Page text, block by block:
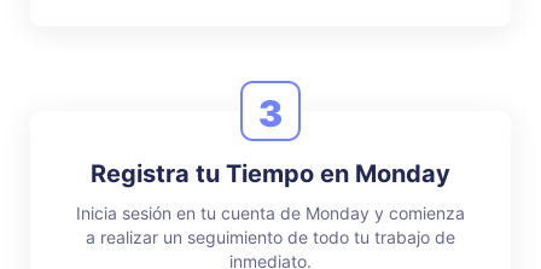
3
Registra tu Tiempo en Monday
Inicia sesión en tu cuenta de Monday y comienza
a realizar un seguimiento de todo tu trabajo de
inmediato.